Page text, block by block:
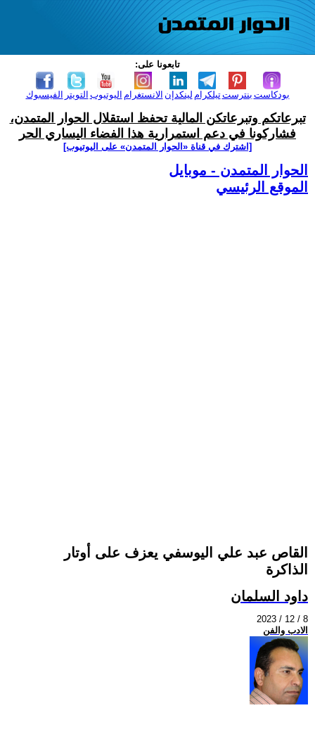
تابعونا على:
الفيسبوك التويتر اليوتيوب الانستغرام لينكدإن تيلكرامبنترست بودكاست
تبرعاتكم وتبرعاتكن المالية تحفظ استقلال الحوار المتمدن،
فشاركونا في دعم استمرارية هذا الفضاء اليساري الحر
[اشترك في قناة ‫«الحوار المتمدن» على اليوتيوب]
الحوار المتمدن - موبايل
الموقع الرئيسي
القاص عبد علي اليوسفي يعزف على أوتار
الذاكرة
داود السلمان
2023 / 12 / 8
الادب والفن